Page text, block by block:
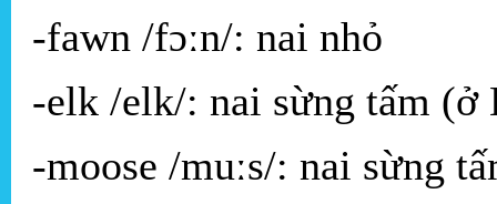
-fawn /fɔːn/: nai nhỏ
-elk /elk/: nai sừng tấm (ở
-moose /muːs/: nai sừng